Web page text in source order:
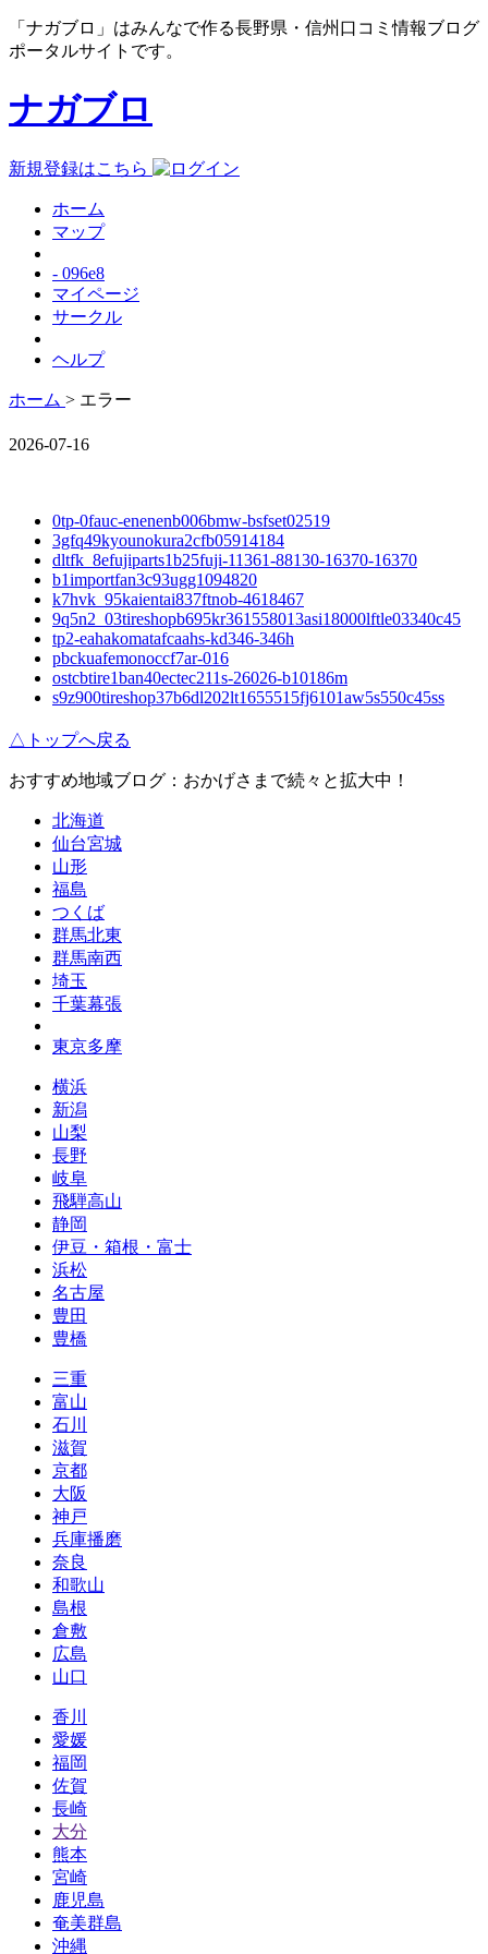
「ナガブロ」はみんなで作る長野県・信州口コミ情報ブログ
ポータルサイトです。
ナガブロ
新規登録はこちら
ホーム
マップ
- 096e8
マイページ
サークル
ヘルプ
ホーム > エラー
2026-07-16
0tp-0fauc-enenenb006bmw-bsfset02519
3gfq49kyounokura2cfb05914184
dltfk_8efujiparts1b25fuji-11361-88130-16370-16370
b1importfan3c93ugg1094820
k7hvk_95kaientai837ftnob-4618467
9q5n2_03tireshopb695kr361558013asi18000lftle03340c45
tp2-eahakomatafcaahs-kd346-346h
pbckuafemonoccf7ar-016
ostcbtire1ban40ectec211s-26026-b10186m
s9z900tireshop37b6dl202lt1655515fj6101aw5s550c45ss
△トップへ戻る
おすすめ地域ブログ：おかげさまで続々と拡大中！
北海道
仙台宮城
山形
福島
つくば
群馬北東
群馬南西
埼玉
千葉幕張
東京多摩
横浜
新潟
山梨
長野
岐阜
飛騨高山
静岡
伊豆・箱根・富士
浜松
名古屋
豊田
豊橋
三重
富山
石川
滋賀
京都
大阪
神戸
兵庫播磨
奈良
和歌山
島根
倉敷
広島
山口
香川
愛媛
福岡
佐賀
長崎
大分
熊本
宮崎
鹿児島
奄美群島
沖縄